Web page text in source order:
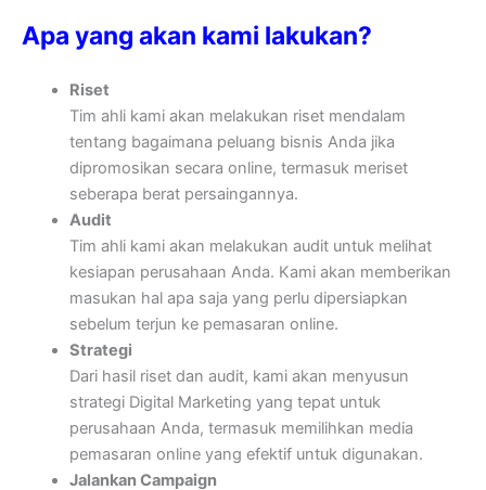
Apa yang akan kami lakukan?
Riset
Tim ahli kami akan melakukan riset mendalam
tentang bagaimana peluang bisnis Anda jika
dipromosikan secara online, termasuk meriset
seberapa berat persaingannya.
Audit
Tim ahli kami akan melakukan audit untuk melihat
kesiapan perusahaan Anda. Kami akan memberikan
masukan hal apa saja yang perlu dipersiapkan
sebelum terjun ke pemasaran online.
Strategi
Dari hasil riset dan audit, kami akan menyusun
strategi Digital Marketing yang tepat untuk
perusahaan Anda, termasuk memilihkan media
pemasaran online yang efektif untuk digunakan.
Jalankan Campaign